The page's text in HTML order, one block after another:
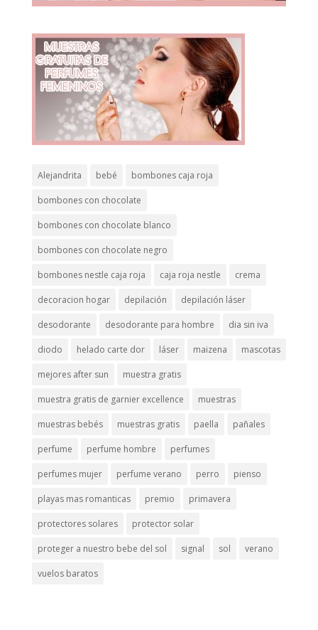
Alejandrita bebé bombones caja roja
bombones con chocolate
bombones con chocolate blanco
bombones con chocolate negro
bombones nestle caja roja caja roja nestle crema
decoracion hogar depilación depilación láser
desodorante desodorante para hombre dia sin iva
diodo helado carte dor láser maizena mascotas
mejores after sun muestra gratis
muestra gratis de garnier excellence muestras
muestras bebés muestras gratis paella pañales
perfume perfume hombre perfumes
perfumes mujer perfume verano perro pienso
playas mas romanticas premio primavera
protectores solares protector solar
proteger a nuestro bebe del sol signal sol verano
vuelos baratos